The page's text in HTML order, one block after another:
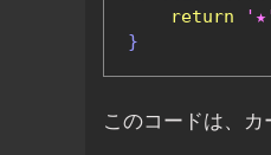
return
}
このコードは、